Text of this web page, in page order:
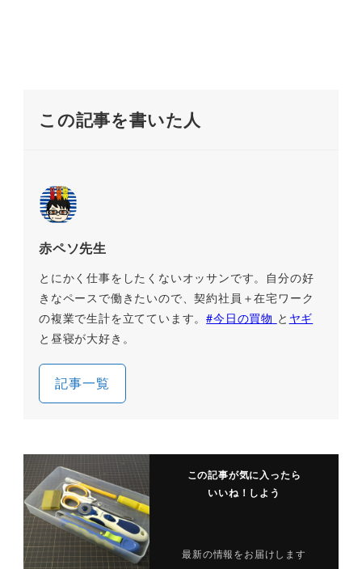
この記事を書いた人
赤ペソ先生
とにかく仕事をしたくないオッサンです。自分の好
きなペースで働きたいので、契約社員＋在宅ワーク
の複業で生計を立てています。#今日の買物 と ヤギ
と昼寝が大好き。
記事一覧
この記事が気に入ったら
いいね！しよう
最新の情報をお届けします